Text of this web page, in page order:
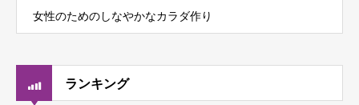
女性のためのしなやかなカラダ作り
ランキング